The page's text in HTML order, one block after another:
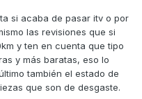
si acaba de pasar itv o por
las revisiones que si
y ten en cuenta que tipo
y más baratas, eso lo
también el estado de
que son de desgaste.